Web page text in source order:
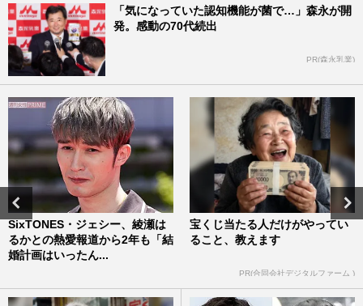
「気になっていた認知機能が菌で…」森永が開
発。感動の70代続出
PR(森永乳業)
SixTONES・ジェシー、綾瀬は
るかとの熱愛報道から2年も「結
婚計画はいったん...
宝くじ当たる人だけがやってい
ること、教えます
PR(合同会社デジタルファーム )